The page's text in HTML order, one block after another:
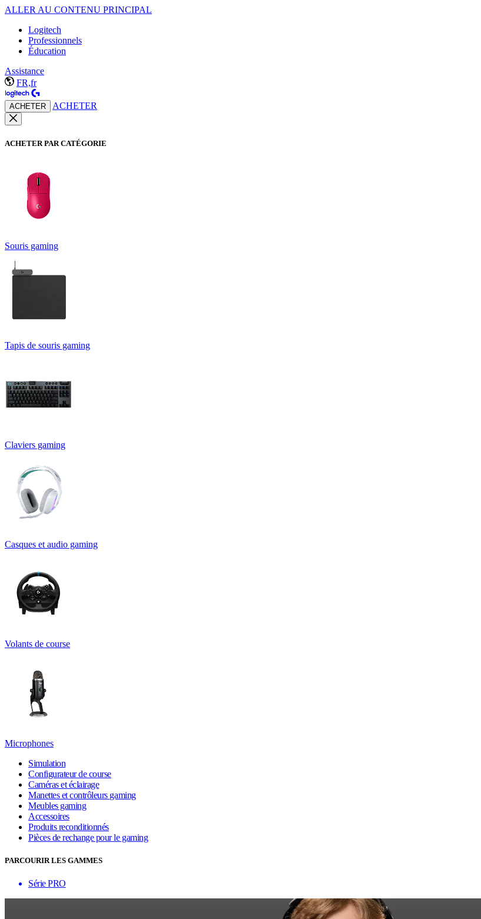
ALLER AU CONTENU PRINCIPAL
Logitech
Professionnels
Éducation
Assistance
FR,fr
ACHETER ACHETER
ACHETER PAR CATÉGORIE
Souris gaming
Tapis de souris gaming
Claviers gaming
Casques et audio gaming
Volants de course
Microphones
Simulation
Configurateur de course
Caméras et éclairage
Manettes et contrôleurs gaming
Meubles gaming
Accessoires
Produits reconditionnés
Pièces de rechange pour le gaming
PARCOURIR LES GAMMES
Série PRO